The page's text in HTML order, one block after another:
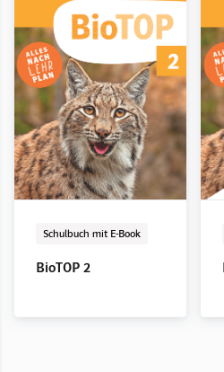
Schulbuch mit E-Book
BioTOP 2